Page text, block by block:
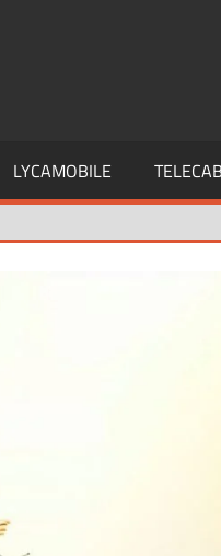
LYCAMOBILE